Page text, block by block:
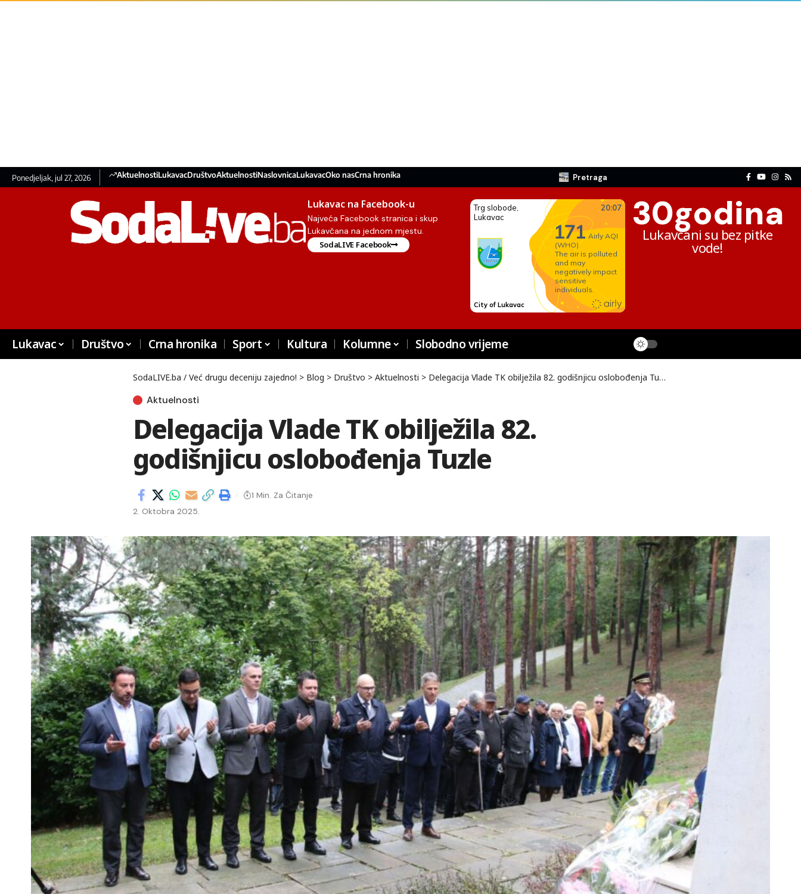
Ponedjeljak, jul 27, 2026 AktuelnostiLukavacDruštvoAktuelnostiNaslovnicaLukavacOko nasCrna hronika Pretraga
Lukavac na Facebook-u
Najveća Facebook stranica i skup
Lukavčana na jednom mjestu.
SodaLIVE Facebook
30godina
Lukavčani su bez pitke
vode!
Lukavac Društvo Crna hronika Sport Kultura Kolumne Slobodno vrijeme
SodaLIVE.ba / Već drugu deceniju zajedno! > Blog > Društvo > Aktuelnosti > Delegacija Vlade TK obilježila 82. godišnjicu oslobođenja Tuzle
Aktuelnosti
Delegacija Vlade TK obilježila 82.
godišnjicu oslobođenja Tuzle
2. Oktobra 2025.
1 Min. Za Čitanje